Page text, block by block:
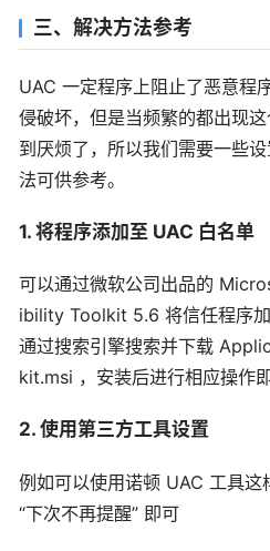
三、解决方法参考
UAC 一定程序上阻止了恶意程
侵破坏，但是当频繁的都出现
到厌烦了，所以我们需要一些
法可供参考。
1. 将程序添加至 UAC 白名单
可以通过微软公司出品的
ibility Toolkit 5.6 将信任程序加
通过搜索引擎搜索并下载
kit.msi ，安装后进行相应操作即
2. 使用第三方工具设置
例如可以使用诺顿 UAC 工具这
“下次不再提醒” 即可